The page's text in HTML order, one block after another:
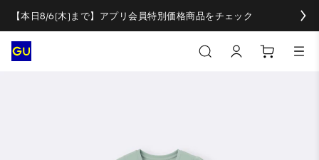
【本日8/6(木)まで】アプリ会員特別価格商品をチェック